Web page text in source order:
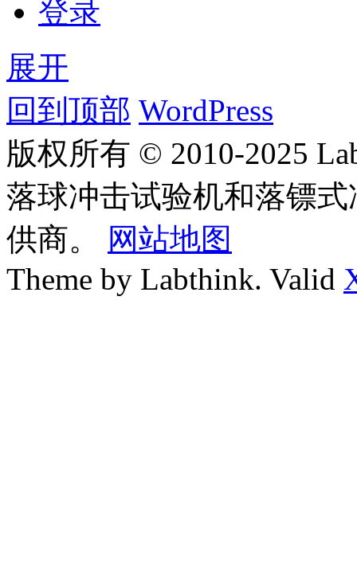
登录
展开
回到顶部 WordPress
版权所有 © 2010-2025
落球冲击试验机和落镖
供商。
网站地图
Theme by Labthink. Valid